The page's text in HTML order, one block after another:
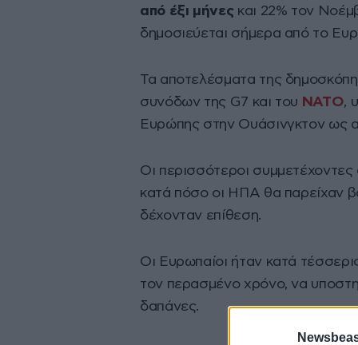
από έξι μήνεςκαι 22% τον
δημοσιεύεται σήμερα από το
Τα αποτελέσματα της
συνόδων της G7 και του NATO,
Ευρώπης στην Ουάσινγκτον ως
Οι περισσότεροι
κατά πόσο οι ΗΠΑ θα παρείχαν
δέχονταν επίθεση.
Οι Ευρωπαίοι ήταν κατά
τον περασμένο χρόνο, να
δαπάνες.